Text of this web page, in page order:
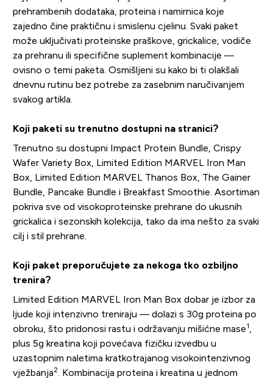
prehrambenih dodataka, proteina i namirnica koje
zajedno čine praktičnu i smislenu cjelinu. Svaki paket
može uključivati proteinske praškove, grickalice, vodiče
za prehranu ili specifične suplement kombinacije —
ovisno o temi paketa. Osmišljeni su kako bi ti olakšali
dnevnu rutinu bez potrebe za zasebnim naručivanjem
svakog artikla.
Koji paketi su trenutno dostupni na stranici?
Trenutno su dostupni Impact Protein Bundle, Crispy
Wafer Variety Box, Limited Edition MARVEL Iron Man
Box, Limited Edition MARVEL Thanos Box, The Gainer
Bundle, Pancake Bundle i Breakfast Smoothie. Asortiman
pokriva sve od visokoproteinske prehrane do ukusnih
grickalica i sezonskih kolekcija, tako da ima nešto za svaki
cilj i stil prehrane.
Koji paket preporučujete za nekoga tko ozbiljno
trenira?
Limited Edition MARVEL Iron Man Box dobar je izbor za
ljude koji intenzivno treniraju — dolazi s 30g proteina po
obroku, što pridonosi rastu i održavanju mišićne mase1
plus 5g kreatina koji povećava fizičku izvedbu u
uzastopnim naletima kratkotrajanog visokointenzivnog
vježbanja2. Kombinacija proteina i kreatina u jednom